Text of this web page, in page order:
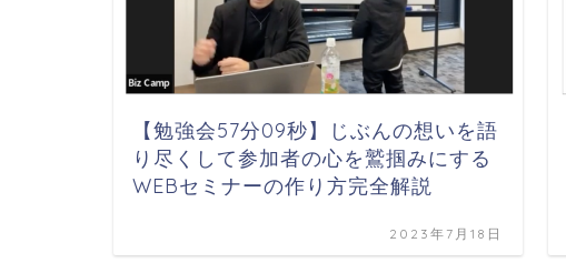
【勉強会57分09秒】じぶんの想いを語
り尽くして参加者の心を鷲掴みにする
WEBセミナーの作り方完全解説
2023年7月18日